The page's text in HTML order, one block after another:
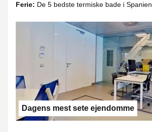
Ferie: De 5 bedste termiske bade i Spanien
Dagens mest sete ejendomme